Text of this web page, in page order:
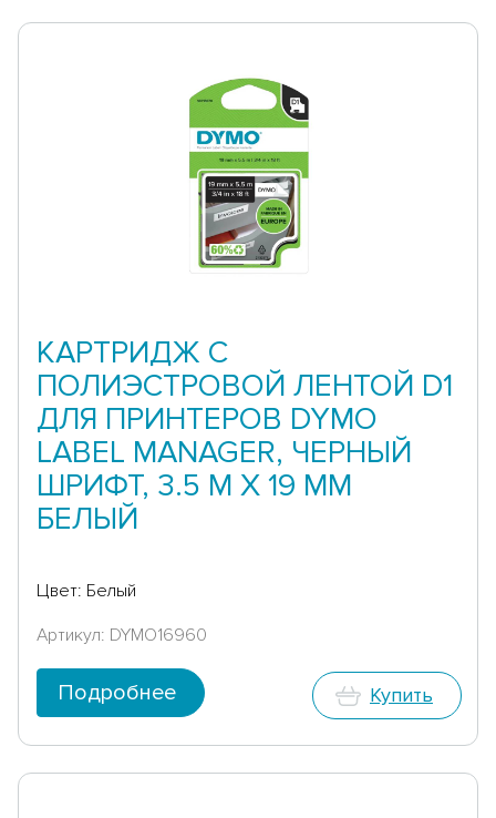
КАРТРИДЖ С
ПОЛИЭСТРОВОЙ ЛЕНТОЙ D1
ДЛЯ ПРИНТЕРОВ DYMO
LABEL MANAGER, ЧЕРНЫЙ
ШРИФТ, 3.5 М X 19 ММ
БЕЛЫЙ
Цвет: Белый
Артикул: DYMO16960
Подробнее Купить